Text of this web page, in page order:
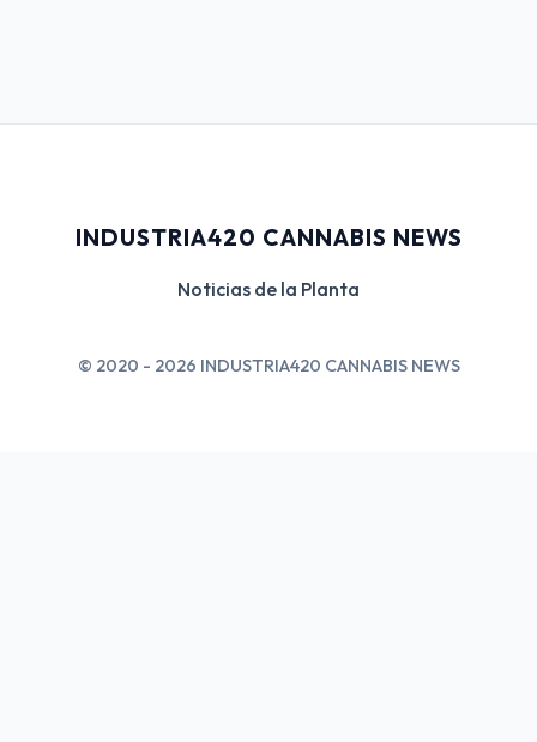
INDUSTRIA420 CANNABIS NEWS
Noticias de la Planta
© 2020 - 2026 INDUSTRIA420 CANNABIS NEWS